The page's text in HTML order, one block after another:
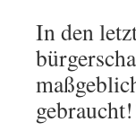
In den